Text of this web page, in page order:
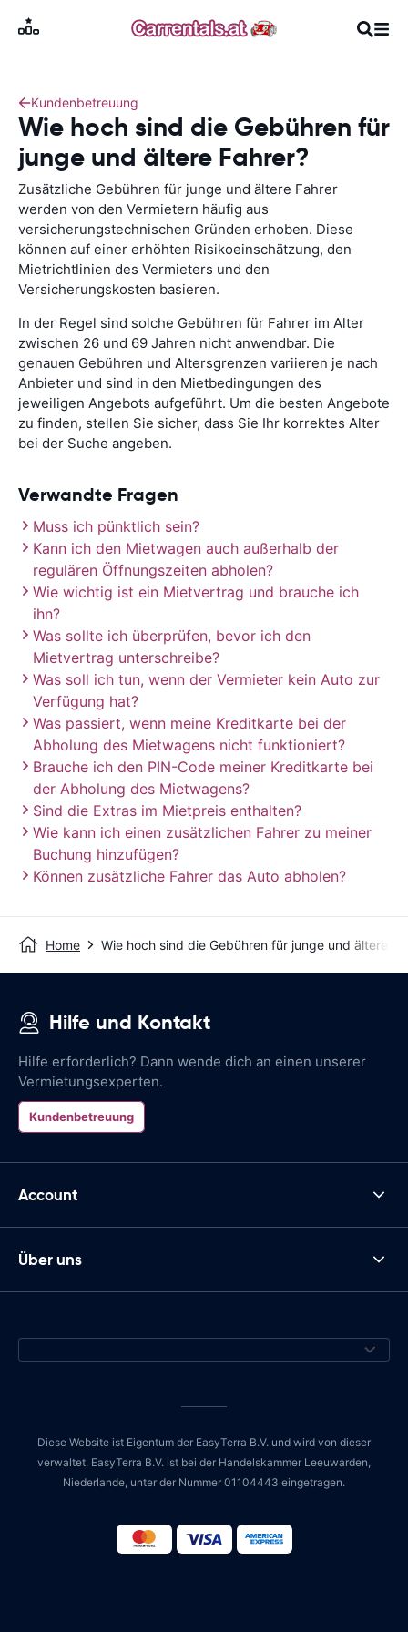
Kundenbetreuung
Wie hoch sind die Gebühren für
junge und ältere Fahrer?
Zusätzliche Gebühren für junge und ältere Fahrer
werden von den Vermietern häufig aus
versicherungstechnischen Gründen erhoben. Diese
können auf einer erhöhten Risikoeinschätzung, den
Mietrichtlinien des Vermieters und den
Versicherungskosten basieren.
In der Regel sind solche Gebühren für Fahrer im Alter
zwischen 26 und 69 Jahren nicht anwendbar. Die
genauen Gebühren und Altersgrenzen variieren je nach
Anbieter und sind in den Mietbedingungen des
jeweiligen Angebots aufgeführt. Um die besten Angebote
zu finden, stellen Sie sicher, dass Sie Ihr korrektes Alter
bei der Suche angeben.
Verwandte Fragen
Muss ich pünktlich sein?
Kann ich den Mietwagen auch außerhalb der
regulären Öffnungszeiten abholen?
Wie wichtig ist ein Mietvertrag und brauche ich
ihn?
Was sollte ich überprüfen, bevor ich den
Mietvertrag unterschreibe?
Was soll ich tun, wenn der Vermieter kein Auto zur
Verfügung hat?
Was passiert, wenn meine Kreditkarte bei der
Abholung des Mietwagens nicht funktioniert?
Brauche ich den PIN-Code meiner Kreditkarte bei
der Abholung des Mietwagens?
Sind die Extras im Mietpreis enthalten?
Wie kann ich einen zusätzlichen Fahrer zu meiner
Buchung hinzufügen?
Können zusätzliche Fahrer das Auto abholen?
Home Wie hoch sind die Gebühren für junge und ältere
Hilfe und Kontakt
Hilfe erforderlich? Dann wende dich an einen unserer
Vermietungsexperten.
Kundenbetreuung
Account
Über uns
Diese Website ist Eigentum der EasyTerra B.V. und wird von dieser
verwaltet. EasyTerra B.V. ist bei der Handelskammer Leeuwarden,
Niederlande, unter der Nummer 01104443 eingetragen.